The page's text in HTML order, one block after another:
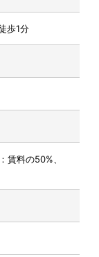
歩1分
賃料の50%、